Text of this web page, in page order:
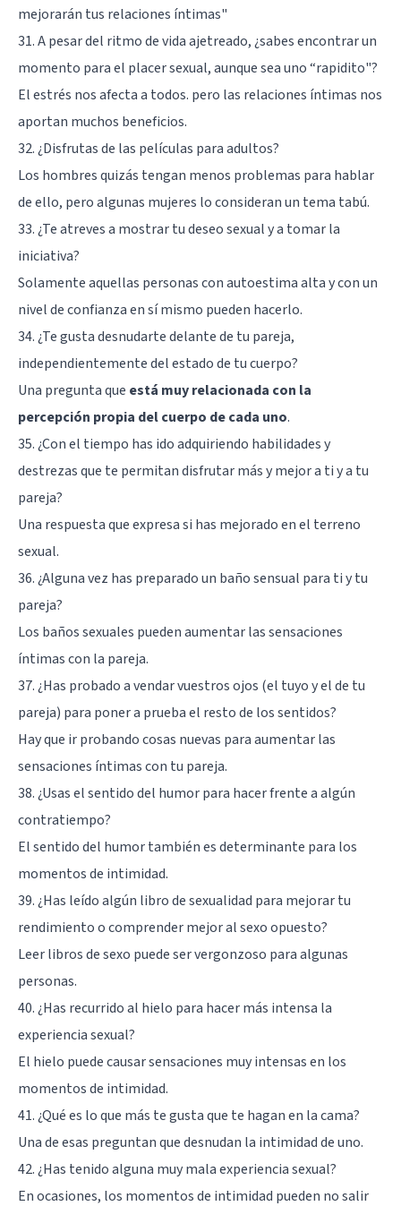
mejorarán tus relaciones íntimas"
31. A pesar del ritmo de vida ajetreado, ¿sabes encontrar un
momento para el placer sexual, aunque sea uno “rapidito"?
El estrés nos afecta a todos. pero las relaciones íntimas nos
aportan muchos beneficios.
32. ¿Disfrutas de las películas para adultos?
Los hombres quizás tengan menos problemas para hablar
de ello, pero algunas mujeres lo consideran un tema tabú.
33. ¿Te atreves a mostrar tu deseo sexual y a tomar la
iniciativa?
Solamente aquellas personas con autoestima alta y con un
nivel de confianza en sí mismo pueden hacerlo.
34. ¿Te gusta desnudarte delante de tu pareja,
independientemente del estado de tu cuerpo?
Una pregunta que está muy relacionada con la
percepción propia del cuerpo de cada uno.
35. ¿Con el tiempo has ido adquiriendo habilidades y
destrezas que te permitan disfrutar más y mejor a ti y a tu
pareja?
Una respuesta que expresa si has mejorado en el terreno
sexual.
36. ¿Alguna vez has preparado un baño sensual para ti y tu
pareja?
Los baños sexuales pueden aumentar las sensaciones
íntimas con la pareja.
37. ¿Has probado a vendar vuestros ojos (el tuyo y el de tu
pareja) para poner a prueba el resto de los sentidos?
Hay que ir probando cosas nuevas para aumentar las
sensaciones íntimas con tu pareja.
38. ¿Usas el sentido del humor para hacer frente a algún
contratiempo?
El sentido del humor también es determinante para los
momentos de intimidad.
39. ¿Has leído algún libro de sexualidad para mejorar tu
rendimiento o comprender mejor al sexo opuesto?
Leer libros de sexo puede ser vergonzoso para algunas
personas.
40. ¿Has recurrido al hielo para hacer más intensa la
experiencia sexual?
El hielo puede causar sensaciones muy intensas en los
momentos de intimidad.
41. ¿Qué es lo que más te gusta que te hagan en la cama?
Una de esas preguntan que desnudan la intimidad de uno.
42. ¿Has tenido alguna muy mala experiencia sexual?
En ocasiones, los momentos de intimidad pueden no salir